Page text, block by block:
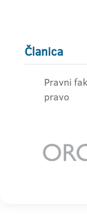
Članica
Pravni
pravo